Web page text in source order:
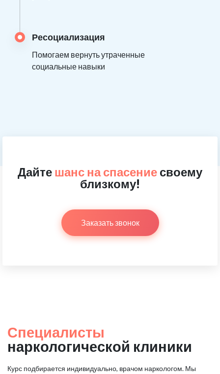
Ресоциализация
Помогаем вернуть утраченные
социальные навыки
Дайте шанс на спасение своему
близкому!
Заказать звонок
Специалисты
наркологической клиники
Курс подбирается индивидуально, врачом наркологом. Мы